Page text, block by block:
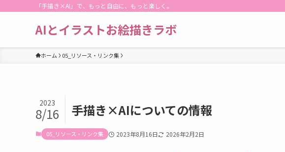
「手描き×AI」で、もっと自由に、もっと楽しく。
AIとイラストお絵描きラボ
ホーム 05_リソース・リンク集
手描き×AIについての情報
2023
8/16
05_リソース・リンク集 2023年8月16日 2026年2月2日